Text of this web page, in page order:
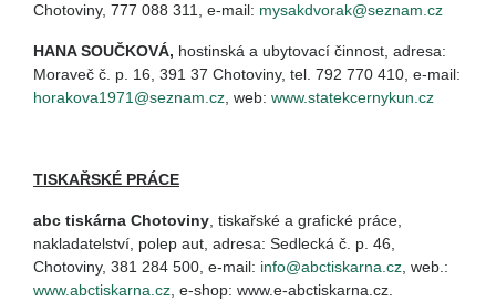
Chotoviny, 777 088 311, e-mail: mysakdvorak@seznam.cz
HANA SOUČKOVÁ, hostinská a ubytovací činnost, adresa:
Moraveč č. p. 16, 391 37 Chotoviny, tel. 792 770 410, e-mail:
horakova1971@seznam.cz, web: www.statekcernykun.cz
TISKAŘSKÉ PRÁCE
abc tiskárna Chotoviny, tiskařské a grafické práce,
nakladatelství, polep aut, adresa: Sedlecká č. p. 46,
Chotoviny, 381 284 500, e-mail: info@abctiskarna.cz, web.:
www.abctiskarna.cz, e-shop: www.e-abctiskarna.cz.